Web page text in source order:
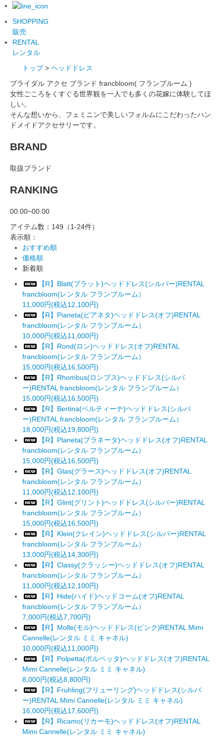
SHOPPING
販売
RENTAL
レンタル
トップ > ヘッドドレス
ブライダル アクセ ブランド francbloom( フランブルーム )
女性ごころをくすぐる世界観を一人でも多くの花嫁に体験してほ
しい。
そんな想いから、フェミニンで美しいフォルムにこだわったハン
ドメイドアクセサリーです。
BRAND
取扱ブランド
RANKING
00.00~00.00
アイテム数：149 （1-24件）
表示順：
おすすめ順
価格順
新着順
【R】Blatt(ブラット)ヘッドドレス(シルバー)RENTAL
francbloom(レンタル フランブルーム）
11,000円(税込12,100円)
【R】Pianeta(ピアネタ)ヘッドドレス(オフ)RENTAL
francbloom(レンタル フランブルーム）
10,000円(税込11,000円)
【R】Rond(ロン)ヘッドドレス(オフ)RENTAL
francbloom(レンタル フランブルーム）
15,000円(税込16,500円)
【R】Rhombus(ロンブス)ヘッドドレス(シルバ
ー)RENTAL francbloom(レンタル フランブルーム）
15,000円(税込16,500円)
【R】Bertina(ベルティーナ)ヘッドドレス(シルバ
ー)RENTAL francbloom(レンタル フランブルーム）
18,000円(税込19,800円)
【R】Planeta(プラネータ)ヘッドドレス(オフ)RENTAL
francbloom(レンタル フランブルーム）
15,000円(税込16,500円)
【R】Glas(グラース)ヘッドドレス(オフ)RENTAL
francbloom(レンタル フランブルーム）
11,000円(税込12,100円)
【R】Glint(グリント)ヘッドドレス(シルバー)RENTAL
francbloom(レンタル フランブルーム）
15,000円(税込16,500円)
【R】Klein(クレイン)ヘッドドレス(シルバー)RENTAL
francbloom(レンタル フランブルーム）
13,000円(税込14,300円)
【R】Classy(クラッシー)ヘッドドレス(オフ)RENTAL
francbloom(レンタル フランブルーム）
11,000円(税込12,100円)
【R】Hide(ハイド)ヘッドコーム(オフ)RENTAL
francbloom(レンタル フランブルーム）
7,000円(税込7,700円)
【R】Molle(モル)ヘッドドレス(ピンク)RENTAL Mimi
Cannelle(レンタル ミミ キャネル)
10,000円(税込11,000円)
【R】Polpetta(ポルペッタ)ヘッドドレス(オフ)RENTAL
Mimi Cannelle(レンタル ミミ キャネル)
8,000円(税込8,800円)
【R】Fruhling(フリューリング)ヘッドドレス(シルバ
ー)RENTAL Mimi Cannelle(レンタル ミミ キャネル)
16,000円(税込17,600円)
【R】Ricamo(リカーモ)ヘッドドレス(オフ)RENTAL
Mimi Cannelle(レンタル ミミ キャネル)